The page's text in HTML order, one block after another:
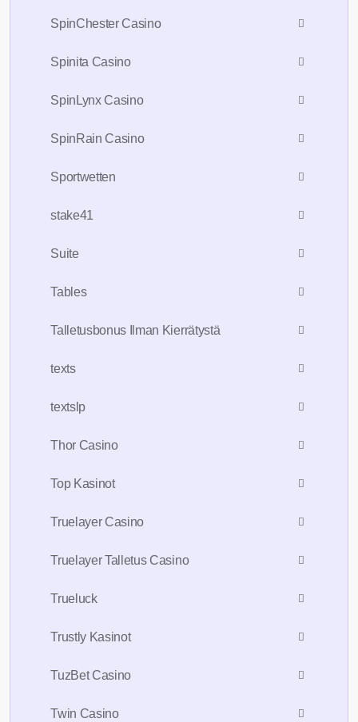
SpinChester Casino
Spinita Casino
SpinLynx Casino
SpinRain Casino
Sportwetten
stake41
Suite
Tables
Talletusbonus Ilman Kierrätystä
texts
textslp
Thor Casino
Top Kasinot
Truelayer Casino
Truelayer Talletus Casino
Trueluck
Trustly Kasinot
TuzBet Casino
Twin Casino